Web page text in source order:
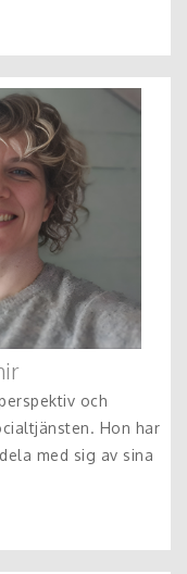
och
Hon har
med sig av sina